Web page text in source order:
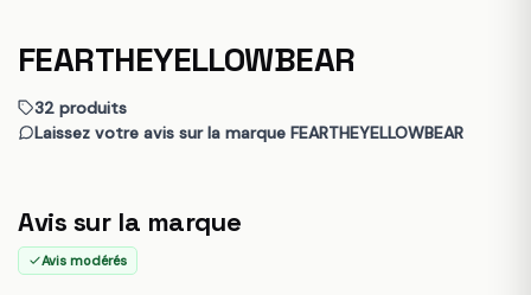
FEARTHEYELLOWBEAR
32 produits
Laissez votre avis sur la marque FEARTHEYELLOWBEAR
Avis sur la marque
Avis modérés